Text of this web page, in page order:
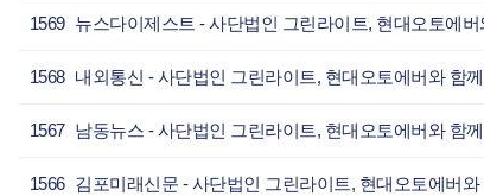
1569
1568
1567
1566